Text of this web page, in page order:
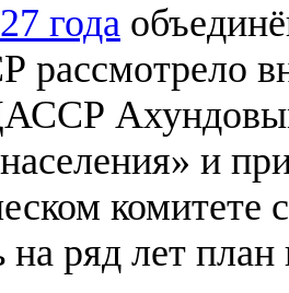
года
и
комитете
на ряд лет